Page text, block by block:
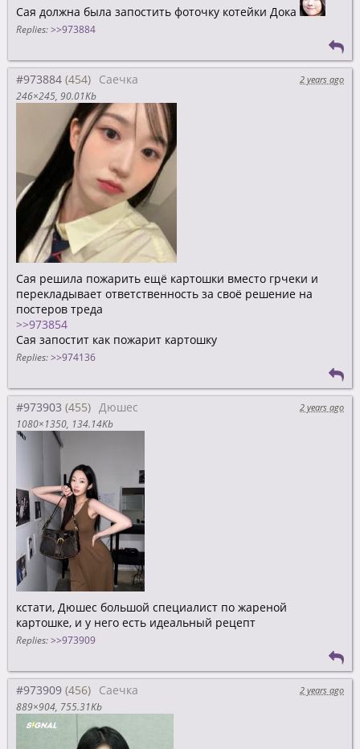
Сая должна была запостить фоточку котейки Дока
Replies: >>973884
#973884 Саечка
2 years ago
246×245 90.01Kb
Сая решила пожарить ещё картошки вместо грчеки и
перекладывает ответственность за своё решение на
постеров треда
>>973854
Сая запостит как пожарит картошку
Replies: >>974136
#973903 Дюшес
2 years ago
1080×1350 134.14Kb
кстати, Дюшес большой специалист по жареной
картошке, и у него есть идеальный рецепт
Replies: >>973909
#973909 Саечка
2 years ago
889×904 755.31Kb